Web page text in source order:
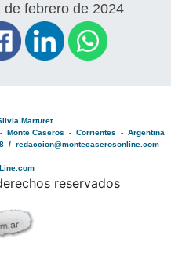
de febrero de 2024
Marturet
Monte Caseros - Corrientes - Argentina
/ redaccion@montecaserosonline.com
reservados